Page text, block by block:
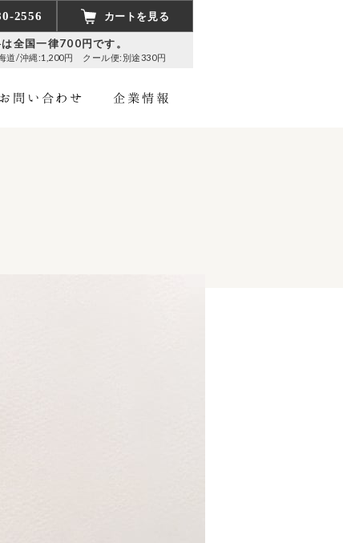
2556 カートを見る
全国一律700円です。
道/沖縄:1,200円 クール便:別途330円
お問い合わせ 企業情報